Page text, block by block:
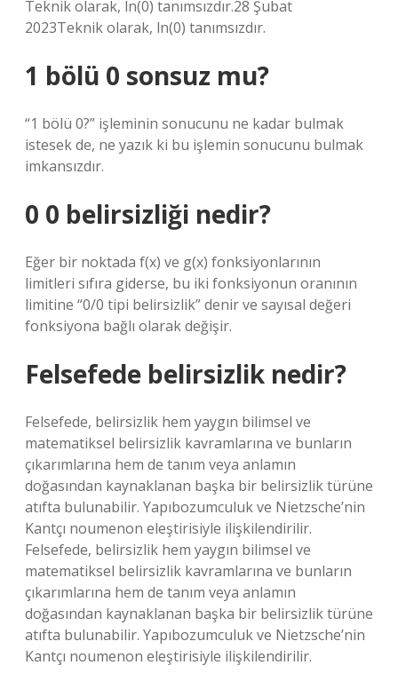
Teknik olarak, ln(0) tanımsızdır.28 Şubat
2023Teknik olarak, ln(0) tanımsızdır.
1 bölü 0 sonsuz mu?
“1 bölü 0?” işleminin sonucunu ne kadar bulmak
istesek de, ne yazık ki bu işlemin sonucunu bulmak
imkansızdır.
0 0 belirsizliği nedir?
Eğer bir noktada f(x) ve g(x) fonksiyonlarının
limitleri sıfıra giderse, bu iki fonksiyonun oranının
limitine “0/0 tipi belirsizlik” denir ve sayısal değeri
fonksiyona bağlı olarak değişir.
Felsefede belirsizlik nedir?
Felsefede, belirsizlik hem yaygın bilimsel ve
matematiksel belirsizlik kavramlarına ve bunların
çıkarımlarına hem de tanım veya anlamın
doğasından kaynaklanan başka bir belirsizlik türüne
atıfta bulunabilir. Yapıbozumculuk ve Nietzsche’nin
Kantçı noumenon eleştirisiyle ilişkilendirilir.
Felsefede, belirsizlik hem yaygın bilimsel ve
matematiksel belirsizlik kavramlarına ve bunların
çıkarımlarına hem de tanım veya anlamın
doğasından kaynaklanan başka bir belirsizlik türüne
atıfta bulunabilir. Yapıbozumculuk ve Nietzsche’nin
Kantçı noumenon eleştirisiyle ilişkilendirilir.